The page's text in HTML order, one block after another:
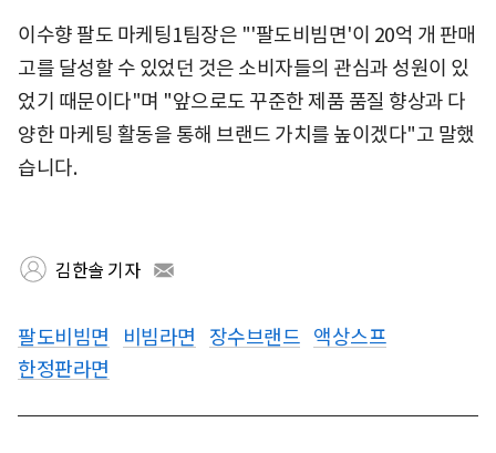
이수향 팔도 마케팅1팀장은 "'팔도비빔면'이 20억 개 판매
고를 달성할 수 있었던 것은 소비자들의 관심과 성원이 있
었기 때문이다"며 "앞으로도 꾸준한 제품 품질 향상과 다
양한 마케팅 활동을 통해 브랜드 가치를 높이겠다"고 말했
습니다.
김한솔 기자
팔도비빔면 비빔라면 장수브랜드 액상스프
한정판라면